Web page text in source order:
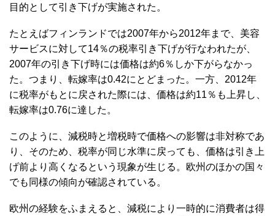
目的として引き下げが実施された。
たとえばフィンランドでは2007年から2012年まで、美容
サービスに対して14％の税率引き下げが行なわれたが、
2007年の引き下げ時には価格は約6％しか下がらなかっ
た。つまり、転嫁率は0.42にとどまった。一方、2012年
に税率がもとに戻された際には、価格は約11％も上昇し、
転嫁率は0.76に達した。
このように、減税時と増税時で価格への影響は非対称であ
り、そのため、税率が同じ水準に戻っても、価格は引き上
げ前より高くなるという現象が生じる。欧州のほかの国々
でも同様の傾向が確認されている。
欧州の経験をふまえると、減税により一時的に消費者は得